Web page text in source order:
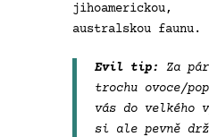
australskou faunu.
Evil tip: Za
trochu ovoce/
vás do velkého
si ale pevně